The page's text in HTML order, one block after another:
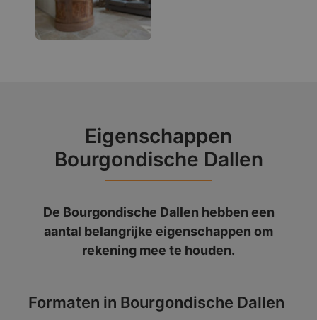
Eigenschappen
Bourgondische Dallen
De Bourgondische Dallen hebben een
aantal belangrijke eigenschappen om
rekening mee te houden.
Formaten in Bourgondische Dallen